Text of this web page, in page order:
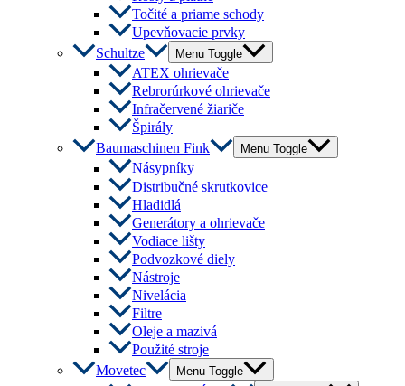
Točité a priame schody
Upevňovacie prvky
Schultze
Menu Toggle
ATEX ohrievače
Rebrorúrkové ohrievače
Infračervené žiariče
Špirály
Baumaschinen Fink
Menu Toggle
Násypníky
Distribučné skrutkovice
Hladidlá
Generátory a ohrievače
Vodiace lišty
Podvozkové diely
Nástroje
Nivelácia
Filtre
Oleje a mazivá
Použité stroje
Movetec
Menu Toggle